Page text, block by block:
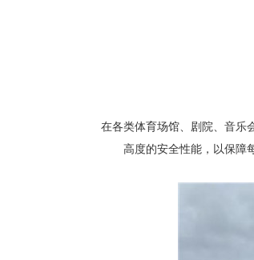
在各类体育场馆、剧院、音乐
高度的安全性能，以保障